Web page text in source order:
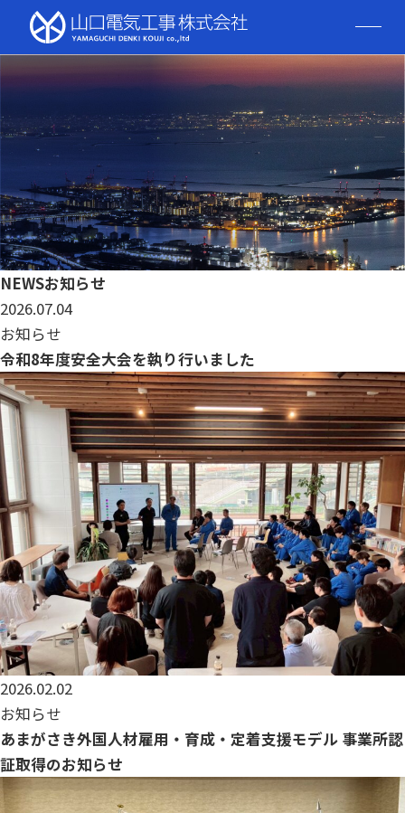
山口電気工事株式会社
会社概要
電力工事部
再生可能エネルギー事業部
電設工事部
社会貢献
採用情報
ニュース
お問い合わせ
Instagram
NEWSお知らせ
2026.07.04
お知らせ
令和8年度安全大会を執り行いました
2026.02.02
お知らせ
あまがさき外国人材雇用・育成・定着支援モデル 事業所認
証取得のお知らせ